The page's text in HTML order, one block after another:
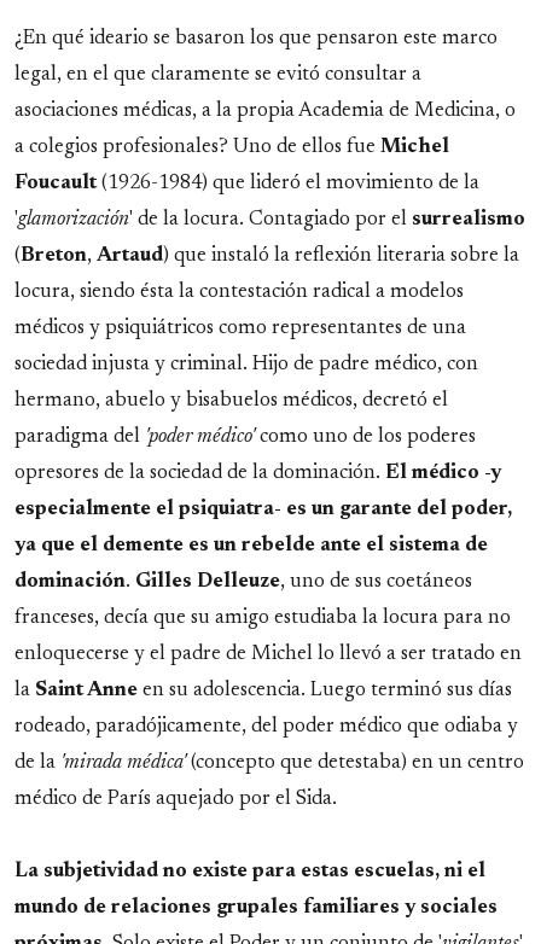
¿En qué ideario se basaron los que pensaron este marco
legal, en el que claramente se evitó consultar a
asociaciones médicas, a la propia Academia de Medicina, o
a colegios profesionales? Uno de ellos fue Michel
Foucault(1926-1984) que lideró el movimiento de la
'glamorización' de la locura. Contagiado por el surrealismo
(Breton, Artaud) que instaló la reflexión literaria sobre la
locura, siendo ésta la contestación radical a modelos
médicos y psiquiátricos como representantes de una
sociedad injusta y criminal. Hijo de padre médico, con
hermano, abuelo y bisabuelos médicos, decretó el
paradigma del 'poder médico'como uno de los poderes
opresores de la sociedad de la dominación. El médico -y
especialmente el psiquiatra- es un garante del poder,
ya que el demente es un rebelde ante el sistema de
dominación. Gilles Delleuze, uno de sus coetáneos
franceses, decía que su amigo estudiaba la locura para no
enloquecerse y el padre de Michel lo llevó a ser tratado en
la Saint Anne en su adolescencia. Luego terminó sus días
rodeado, paradójicamente, del poder médico que odiaba y
de la 'mirada médica'(concepto que detestaba) en un centro
médico de París aquejado por el Sida.
La subjetividad no existe para estas escuelas, ni el
mundo de relaciones grupales familiares y sociales